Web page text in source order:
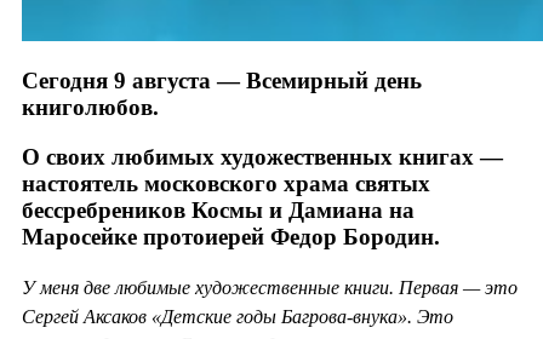
Сегодня 9 августа — Всемирный день
книголюбов.
О своих любимых художественных книгах —
настоятель московского храма святых
бессребреников Космы и Дамиана на
Маросейке протоиерей Федор Бородин.
У меня две любимые художественные книги. Первая — это
Сергей Аксаков «Детские годы Багрова-внука». Это